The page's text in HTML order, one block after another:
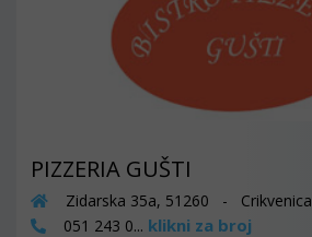
PIZZERIA GUŠTI
Zidarska 35a, 51260 - Crikvenica
051 243 0... klikni za broj